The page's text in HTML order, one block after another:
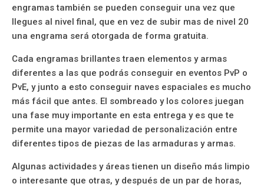
engramas también se pueden conseguir una vez que
llegues al nivel final, que en vez de subir mas de nivel 20
una engrama será otorgada de forma gratuita.
Cada engramas brillantes traen elementos y armas
diferentes a las que podrás conseguir en eventos PvP o
PvE, y junto a esto conseguir naves espaciales es mucho
más fácil que antes. El sombreado y los colores juegan
una fase muy importante en esta entrega y es que te
permite una mayor variedad de personalización entre
diferentes tipos de piezas de las armaduras y armas.
Algunas actividades y áreas tienen un diseño más limpio
o interesante que otras, y después de un par de horas,